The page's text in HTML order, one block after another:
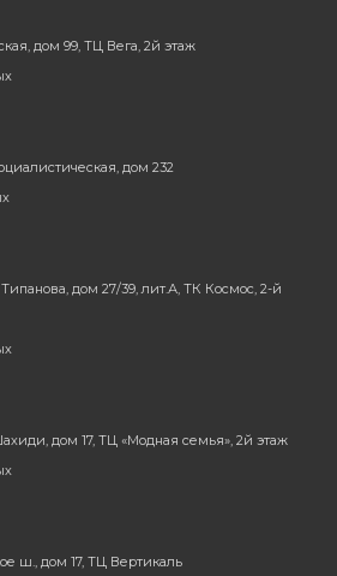
дом 99, ТЦ Вега, 2й этаж
дом 232
Типанова, дом 27/39, лит.А, ТК Космос, 2-й
дом 17, ТЦ «Модная семья», 2й этаж
ш., дом 17, ТЦ Вертикаль